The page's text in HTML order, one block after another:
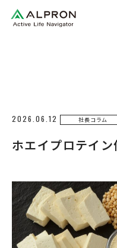
2026.06.12 社長コラム
ホエイプロテイ